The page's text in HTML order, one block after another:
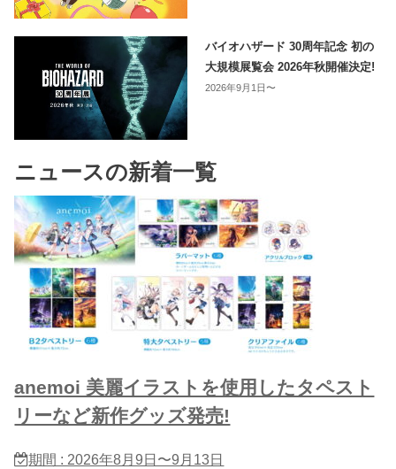
バイオハザード 30周年記念 初の
大規模展覧会 2026年秋開催決定!
2026年9月1日〜
ニュースの新着一覧
anemoi 美麗イラストを使用したタペスト
リーなど新作グッズ発売!
期間 : 2026年8月9日〜9月13日